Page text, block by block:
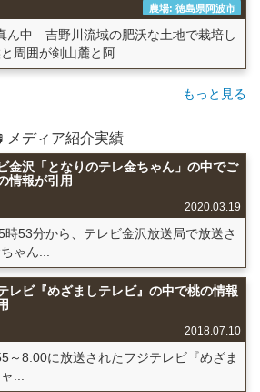
農場: 徳島県阿波市
中 吉野川流域の肥沃な土地で栽培し
周囲が剣山麓と阿...
もっと見る
メディア紹介実績
金沢「となりのテレ金ちゃん」の中でご
情報が引用
2020.03.19
53分から、テレビ金沢放送局で放送さ
ゃん...
レビ『めざましテレビ』の中で桃の情報
2018.07.10
～8:00に放送されたフジテレビ『めざま
...